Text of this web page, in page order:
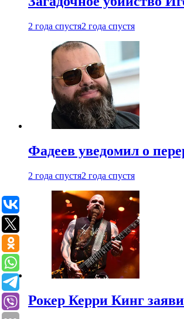
2 года спустя2 года спустя
Фадеев уведомил о
2 года спустя2 года спустя
Рокер Керри Кинг